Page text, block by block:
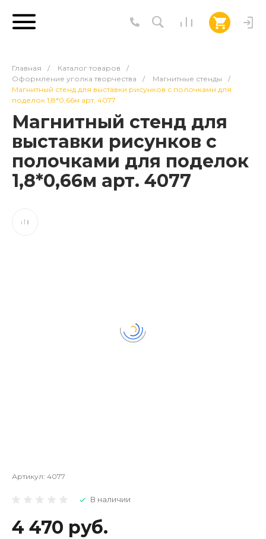
Главная / Каталог товаров
/
Оформление уголка творчества
/ Магнитные стенды
/
Магнитный стенд для выставки рисунков с полочками для
поделок 1,8*0,66м арт. 4077
Магнитный стенд для
выставки рисунков с
полочками для поделок
1,8*0,66м арт. 4077
Артикул: 4077
В наличии
4 470 руб.